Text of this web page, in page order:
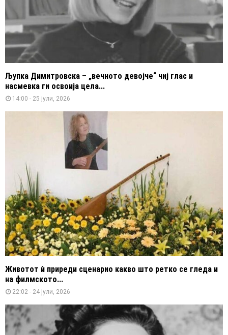
Љупка Димитровска – „вечното девојче“ чиј глас и
насмевка ги освоија цела...
14:00 - 25 јули, 2026
Животот ѝ приреди сценарио какво што ретко се гледа и
на филмското...
22:02 - 24 јули, 2026